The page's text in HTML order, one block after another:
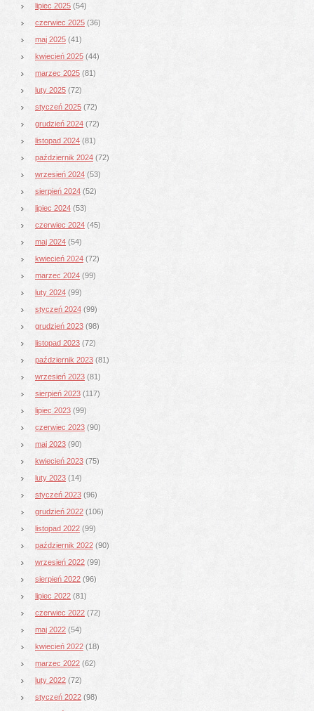
lipiec 2025 (54)
czerwiec 2025 (36)
maj 2025 (41)
kwiecień 2025 (44)
marzec 2025 (81)
luty 2025 (72)
styczeń 2025 (72)
grudzień 2024 (72)
listopad 2024 (81)
październik 2024 (72)
wrzesień 2024 (53)
sierpień 2024 (52)
lipiec 2024 (53)
czerwiec 2024 (45)
maj 2024 (54)
kwiecień 2024 (72)
marzec 2024 (99)
luty 2024 (99)
styczeń 2024 (99)
grudzień 2023 (98)
listopad 2023 (72)
październik 2023 (81)
wrzesień 2023 (81)
sierpień 2023 (117)
lipiec 2023 (99)
czerwiec 2023 (90)
maj 2023 (90)
kwiecień 2023 (75)
luty 2023 (14)
styczeń 2023 (96)
grudzień 2022 (106)
listopad 2022 (99)
październik 2022 (90)
wrzesień 2022 (99)
sierpień 2022 (96)
lipiec 2022 (81)
czerwiec 2022 (72)
maj 2022 (54)
kwiecień 2022 (18)
marzec 2022 (62)
luty 2022 (72)
styczeń 2022 (98)